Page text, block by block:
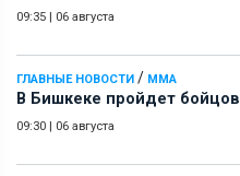
09:35 | 06 августа
ГЛАВНЫЕ НОВОСТИ / ММА
В Бишкеке пройдет
09:30 | 06 августа